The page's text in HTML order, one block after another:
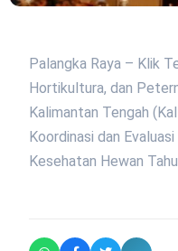
Palangka Raya – Klik
Hortikultura, dan
Kalimantan Tengah
Koordinasi dan
Kesehatan Hewan